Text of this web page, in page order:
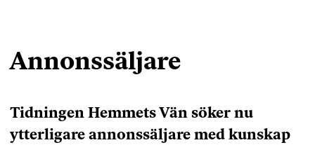
Annonssäljare
Tidningen Hemmets Vän söker nu
ytterligare annonssäljare med kunskap